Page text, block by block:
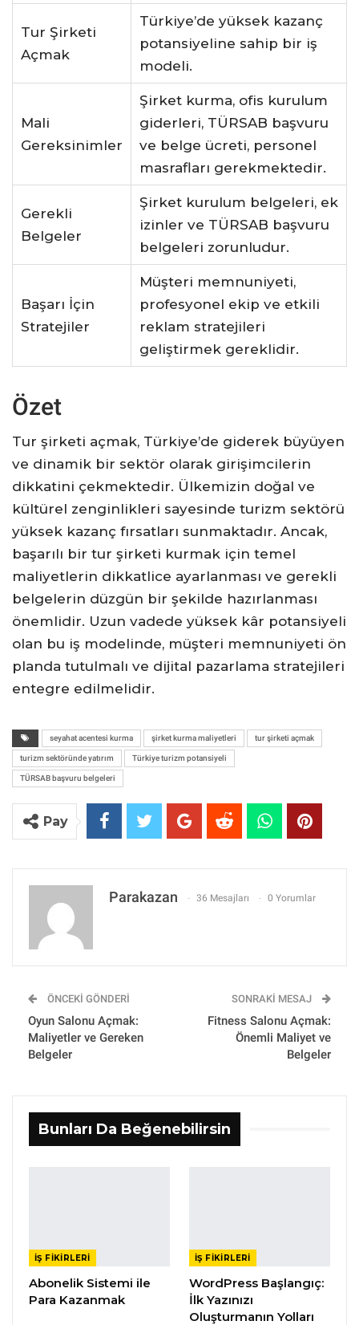
Tur Şirketi
Açmak
Türkiye’de yüksek kazanç
potansiyeline sahip bir iş
modeli.
Mali
Gereksinimler
Şirket kurma, ofis kurulum
giderleri, TÜRSAB başvuru
ve belge ücreti, personel
masrafları gerekmektedir.
Gerekli
Belgeler
Şirket kurulum belgeleri, ek
izinler ve TÜRSAB başvuru
belgeleri zorunludur.
Başarı İçin
Stratejiler
Müşteri memnuniyeti,
profesyonel ekip ve etkili
reklam stratejileri
geliştirmek gereklidir.
Özet
Tur şirketi açmak, Türkiye’de giderek büyüyen
ve dinamik bir sektör olarak girişimcilerin
dikkatini çekmektedir. Ülkemizin doğal ve
kültürel zenginlikleri sayesinde turizm sektörü
yüksek kazanç fırsatları sunmaktadır. Ancak,
başarılı bir tur şirketi kurmak için temel
maliyetlerin dikkatlice ayarlanması ve gerekli
belgelerin düzgün bir şekilde hazırlanması
önemlidir. Uzun vadede yüksek kâr potansiyeli
olan bu iş modelinde, müşteri memnuniyeti ön
planda tutulmalı ve dijital pazarlama stratejileri
entegre edilmelidir.
seyahat acentesi kurma şirket kurma maliyetleri tur şirketi açmak
turizm sektöründe yatırım Türkiye turizm potansiyeli
TÜRSAB başvuru belgeleri
Pay
Parakazan 36 Mesajları 0 Yorumlar
ÖNCEKI GÖNDERI
Oyun Salonu Açmak:
Maliyetler ve Gereken
Belgeler
SONRAKI MESAJ
Fitness Salonu Açmak:
Önemli Maliyet ve
Belgeler
Bunları Da Beğenebilirsin
İŞ FIKIRLERI
Abonelik Sistemi ile
Para Kazanmak
İŞ FIKIRLERI
WordPress Başlangıç:
İlk Yazınızı
Oluşturmanın Yolları